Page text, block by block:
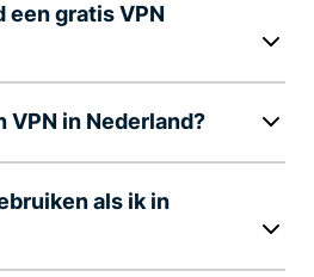
een gratis VPN
VPN in Nederland?
als ik in